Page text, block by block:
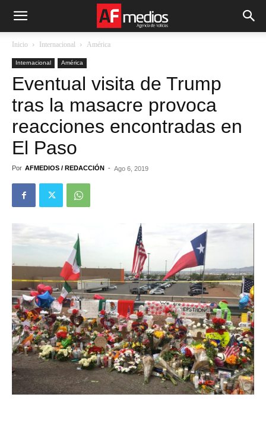
Inicio Internacional América
Internacional América
Eventual visita de Trump
tras la masacre provoca
reacciones encontradas en
El Paso
Por AFMEDIOS / REDACCIÓN - Ago 6, 2019